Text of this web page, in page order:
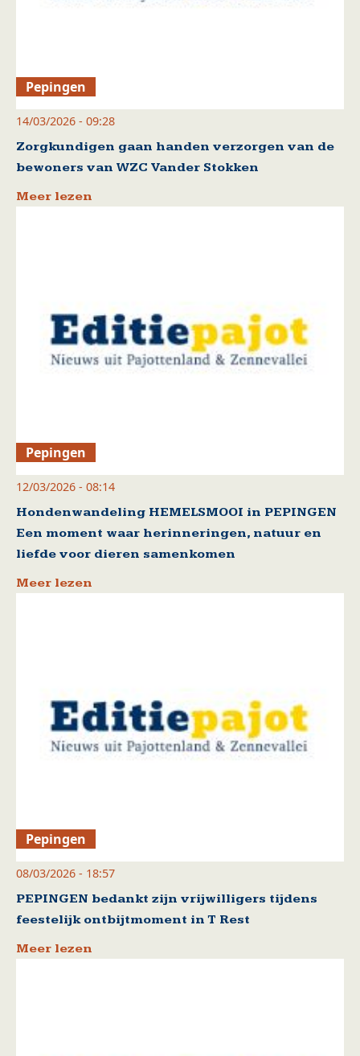
Pepingen
14/03/2026 - 09:28
Zorgkundigen gaan handen verzorgen van de
bewoners van WZC Vander Stokken
Meer lezen
Pepingen
12/03/2026 - 08:14
Hondenwandeling HEMELSMOOI in PEPINGEN
Een moment waar herinneringen, natuur en
liefde voor dieren samenkomen
Meer lezen
Pepingen
08/03/2026 - 18:57
PEPINGEN bedankt zijn vrijwilligers tijdens
feestelijk ontbijtmoment in T Rest
Meer lezen